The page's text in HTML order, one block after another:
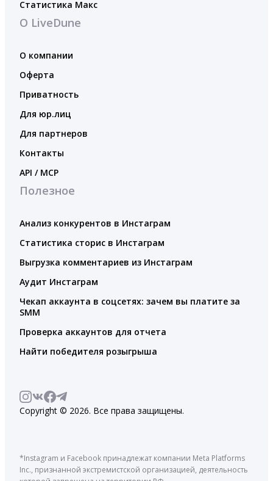
Статистика Макс
О LiveDune
О компании
Оферта
Приватность
Для юр.лиц
Для партнеров
Контакты
API / MCP
Полезное
Анализ конкурентов в Инстаграм
Статистика сторис в Инстаграм
Выгрузка комментариев из Инстаграм
Аудит Инстаграм
Чекап аккаунта в соцсетях: зачем вы платите за
SMM
Проверка аккаунтов для отчета
Найти победителя розыгрыша
Copyright © 2026. Все права защищены.
*Instagram и Facebook принадлежат компании Meta Platforms
Inc., признанной экстремистской организацией, деятельность